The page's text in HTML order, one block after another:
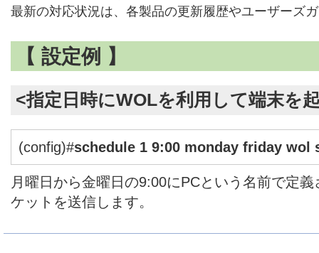
最新の対応状況は、各製品の更新履歴やユーザーズ
【 設定例 】
<指定日時にWOLを利用して端末を
(config)#schedule 1 9:00 monday friday wol
月曜日から金曜日の9:00にPCという名前で定
ケットを送信します。